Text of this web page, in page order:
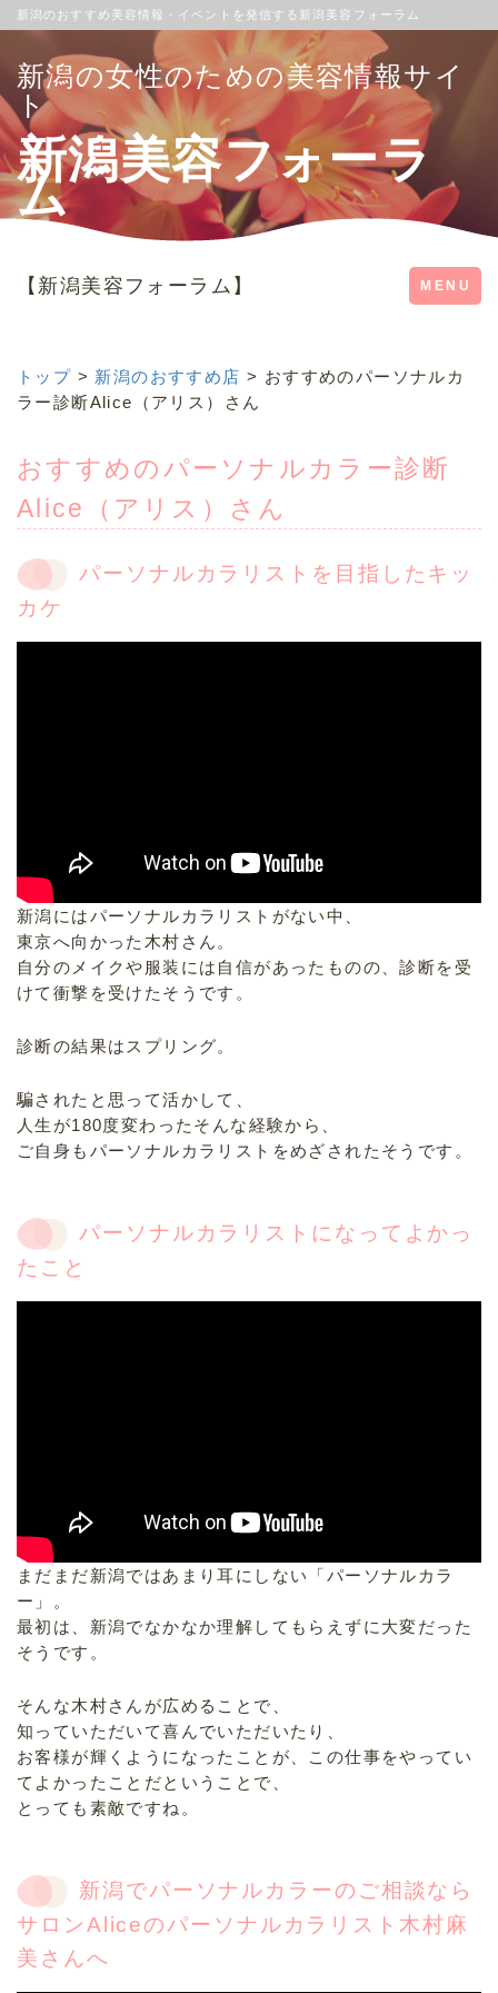
新潟のおすすめ美容情報・イベントを発信する新潟美容フォーラム
新潟の女性のための美容情報サイ
ト
新潟美容フォーラ
ム
Toggle
navigation
MENU
【新潟美容フォーラム】
トップ > 新潟のおすすめ店 > おすすめのパーソナルカ
ラー診断Alice（アリス）さん
おすすめのパーソナルカラー診断
Alice（アリス）さん
パーソナルカラリストを目指したキッ
カケ
新潟にはパーソナルカラリストがない中、
東京へ向かった木村さん。
自分のメイクや服装には自信があったものの、診断を受
けて衝撃を受けたそうです。
診断の結果はスプリング。
騙されたと思って活かして、
人生が180度変わったそんな経験から、
ご自身もパーソナルカラリストをめざされたそうです。
パーソナルカラリストになってよかっ
たこと
まだまだ新潟ではあまり耳にしない「パーソナルカラ
ー」。
最初は、新潟でなかなか理解してもらえずに大変だった
そうです。
そんな木村さんが広めることで、
知っていただいて喜んでいただいたり、
お客様が輝くようになったことが、この仕事をやってい
てよかったことだということで、
とっても素敵ですね。
新潟でパーソナルカラーのご相談なら
サロンAliceのパーソナルカラリスト木村麻
美さんへ